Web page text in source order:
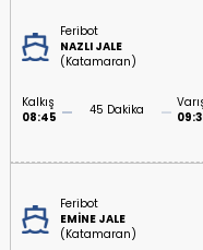
Feribot
NAZLI JALE
(Katamaran)
Kalkış
08:45
45 Dakika
Feribot
EMİNE JALE
(Katamaran)